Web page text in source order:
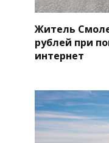
Житель
рублей при
интернет